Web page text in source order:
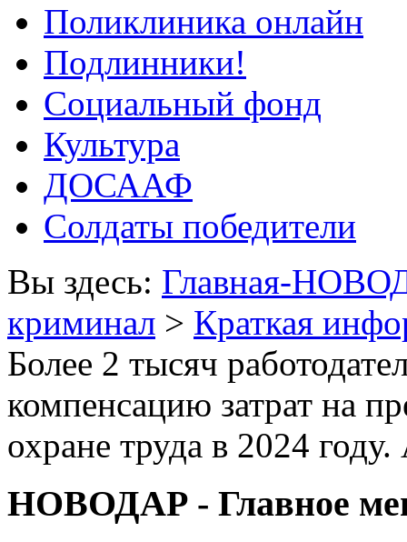
Поликлиника онлайн
Подлинники!
Социальный фонд
Культура
ДОСААФ
Солдаты победители
Вы здесь: Главная-
криминал > Краткая
Более 2 тысяч
компенсацию затрат на
охране труда в 2024
НОВОДАР - Главное